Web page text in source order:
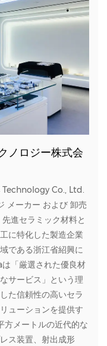
ノロジー株式会
Co., Ltd.
メーカー および 卸売
先進セラミック材料と
に特化した製造企業
である浙江省紹興に
「厳選された優良材
サービス」という理
た信頼性の高いセラ
ューションを提供す
方メートルの近代的な
ス装置、射出成形